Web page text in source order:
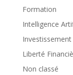
Formation
Intelligence
Investissement
Liberté
Non classé